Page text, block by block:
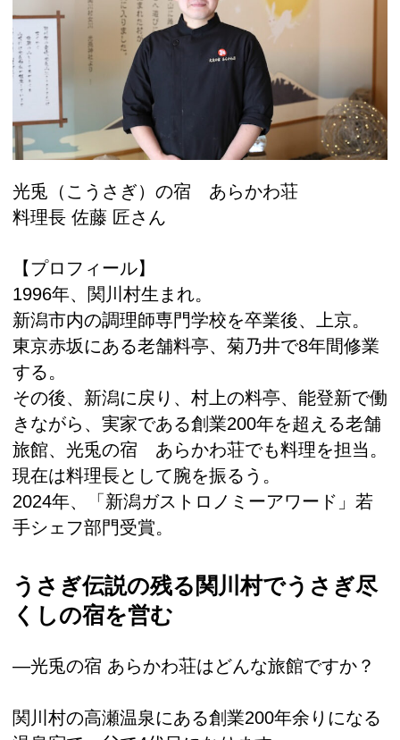
光兎（こうさぎ）の宿 あらかわ荘
料理長 佐藤 匠さん
【プロフィール】
1996年、関川村生まれ。
新潟市内の調理師専門学校を卒業後、上京。
東京赤坂にある老舗料亭、菊乃井で8年間修業
する。
その後、新潟に戻り、村上の料亭、能登新で働
きながら、実家である創業200年を超える老舗
旅館、光兎の宿 あらかわ荘でも料理を担当。
現在は料理長として腕を振るう。
2024年、「新潟ガストロノミーアワード」若
手シェフ部門受賞。
うさぎ伝説の残る関川村でうさぎ尽
くしの宿を営む
―光兎の宿 あらかわ荘はどんな旅館ですか？
関川村の高瀬温泉にある創業200年余りになる